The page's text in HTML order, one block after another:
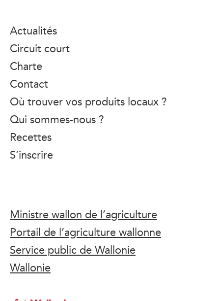
Actualités
Circuit court
Charte
Contact
Où trouver vos produits locaux ?
Qui sommes-nous ?
Recettes
S’inscrire
Ministre wallon de l’agriculture
Portail de l’agriculture wallonne
Service public de Wallonie
Wallonie